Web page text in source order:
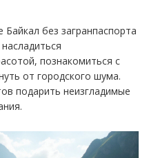
без загранпаспорта
познакомиться с
от городского шума.
подарить неизгладимые